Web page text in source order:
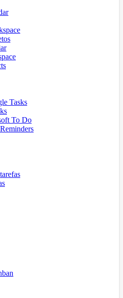
Tasks
To Do